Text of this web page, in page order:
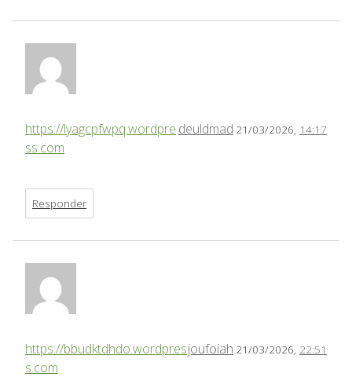
deuldmad 21/03/2026, 14:17
https://lyagcpfwpq.wordpre
ss.com
Responder
joufoiah 21/03/2026, 22:51
https://bbudktdhdo.wordpres
s.com